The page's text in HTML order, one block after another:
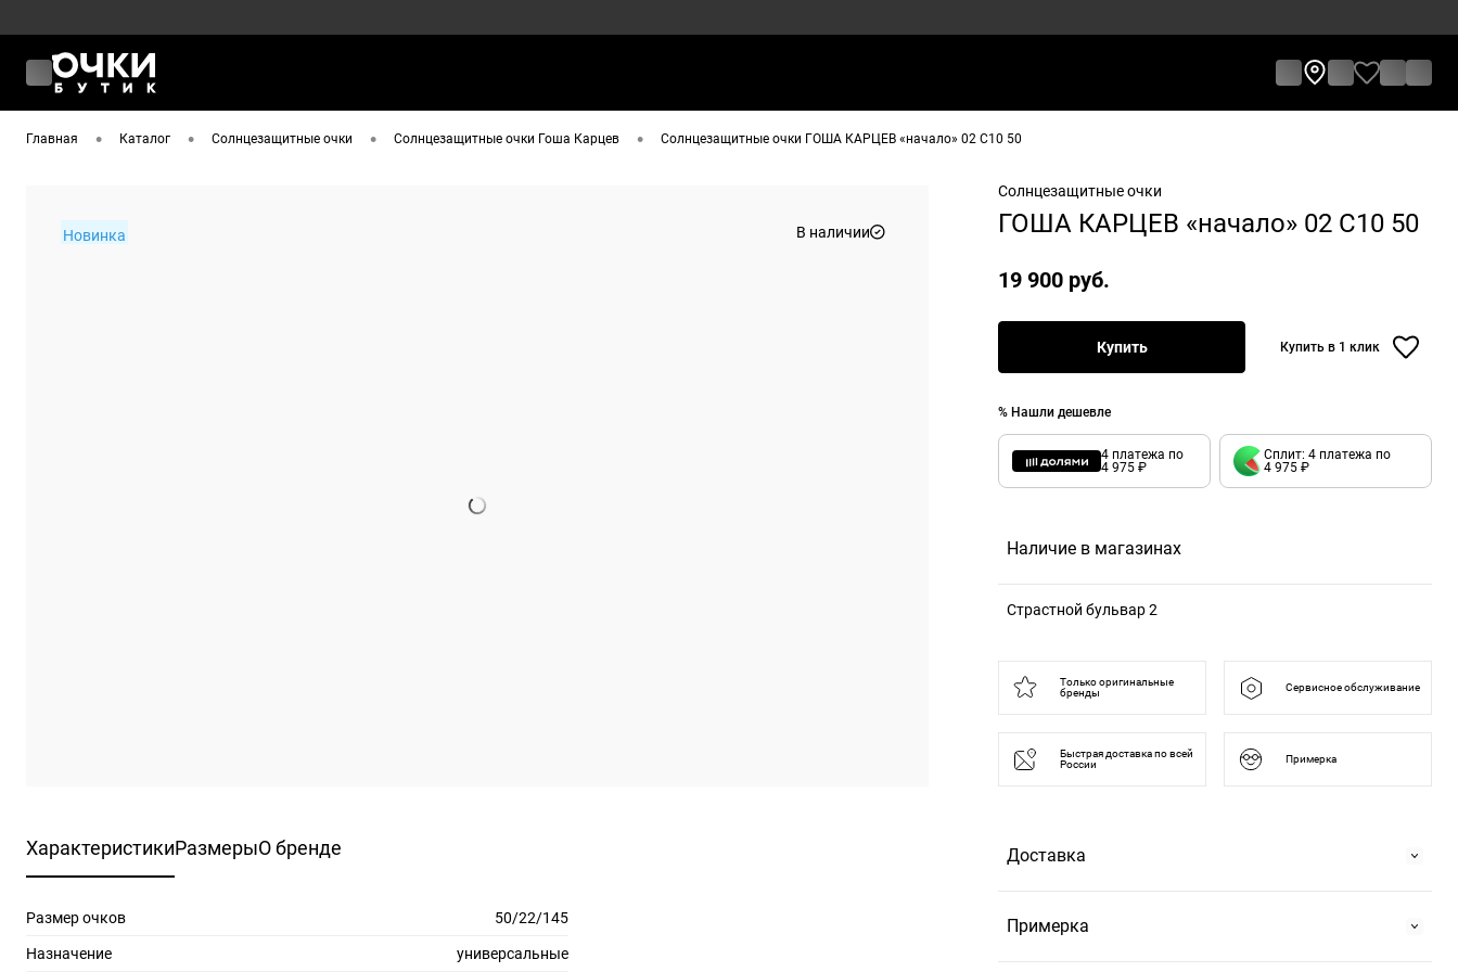
Главная • Каталог • Солнцезащитные очки • Солнцезащитные очки Гоша Карцев • Солнцезащитные очки ГОША КАРЦЕВ «начало» 02 C10 50
Солнцезащитные очки
ГОША КАРЦЕВ «начало» 02 C10 50
Новинка В наличии
19 900 руб.
Купить Купить в 1 клик
% Нашли дешевле
4 платежа по
4 975 ₽
Сплит: 4 платежа по
4 975 ₽
Наличие в магазинах
Страстной бульвар 2
ХарактеристикиРазмерыО бренде
Размер очков 50/22/145
Назначение универсальные
Только оригинальные
бренды
Сервисное обслуживание
Быстрая доставка по всей
России
Примерка
Доставка
Самовывоз
Примерка